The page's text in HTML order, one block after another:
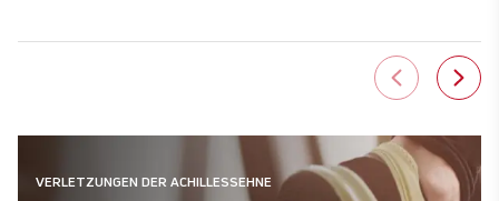
VERLETZUNGEN DER ACHILLESSEHNE